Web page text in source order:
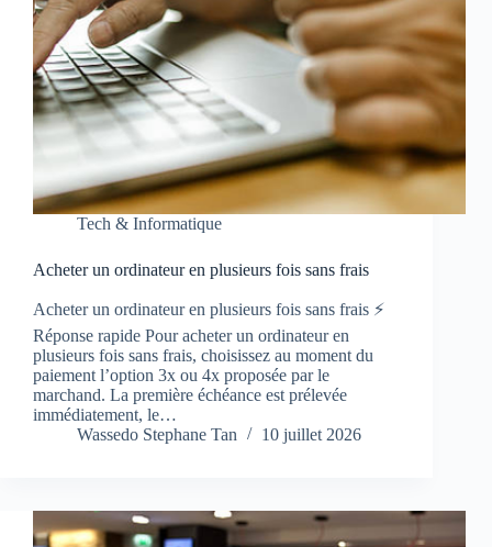
Tech & Informatique
Acheter un ordinateur en plusieurs fois sans frais
Acheter un ordinateur en plusieurs fois sans frais ⚡
Réponse rapide Pour acheter un ordinateur en
plusieurs fois sans frais, choisissez au moment du
paiement l’option 3x ou 4x proposée par le
marchand. La première échéance est prélevée
immédiatement, le…
Wassedo Stephane Tan
10 juillet 2026